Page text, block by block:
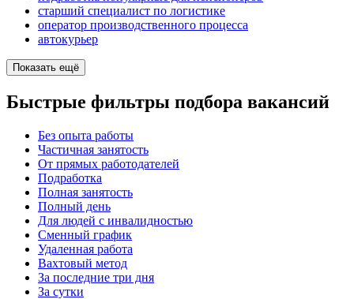
старший специалист по логистике
оператор производственного процесса
автокурьер
Показать ещё
Быстрые фильтры подбора вакансий
Без опыта работы
Частичная занятость
От прямых работодателей
Подработка
Полная занятость
Полный день
Для людей с инвалидностью
Сменный график
Удаленная работа
Вахтовый метод
За последние три дня
За сутки